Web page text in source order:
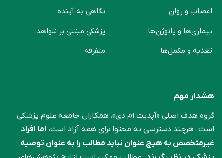
اعصاب و روان
بیماری‌ها و پاتوژن‌ها
تغذیه و مکمل‌ها
نگاهی به آینده
پزشکی مبتنی بر شواهد
متفرقه
هشدار مهم
گروه هدف اصلی «آپدیت ام دی»، همکاران جامعه علوم ‌پزشکی
است. هرچند دسترسی به محتوا برای همه آزاد است، اما افراد
غیرمتخصص به هیچ عنوان نباید مطالب را به عنوان توصیه